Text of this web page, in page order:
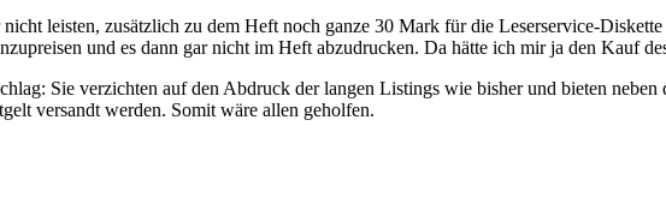
leisten, zusätzlich zu dem Heft noch ganze 30 Mark für die Leserservice-
und es dann gar nicht im Heft abzudrucken. Da hätte ich mir ja den Kauf
Sie verzichten auf den Abdruck der langen Listings wie bisher und bieten
versandt werden. Somit wäre allen geholfen.